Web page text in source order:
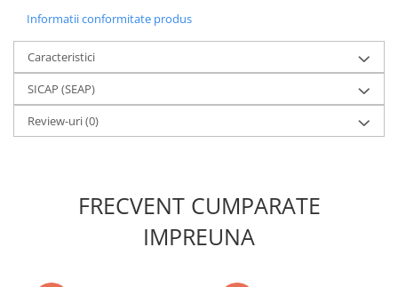
Informatii conformitate produs
Caracteristici
SICAP (SEAP)
Review-uri(0)
FRECVENT CUMPARATE
IMPREUNA